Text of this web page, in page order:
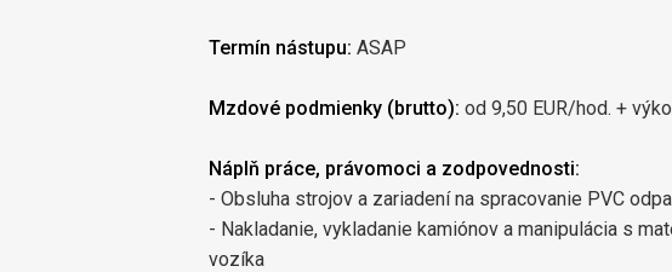
Termín nástupu: ASAP
Mzdové podmienky (brutto): od 9,50 EUR/hod. +
Náplň práce, právomoci a zodpovednosti:
- Obsluha strojov a zariadení na spracovanie PVC
- Nakladanie, vykladanie kamiónov a manipulácia s
vozíka